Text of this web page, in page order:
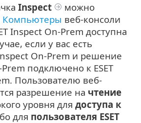
Inspect
можно
Компьютеры веб-консоли
Inspect On-Prem доступна
если у вас есть
On-Prem и решение
Prem подключено к ESET
Пользователю веб-
разрешение на чтение
уровня для доступа к
для пользователя ESET